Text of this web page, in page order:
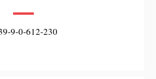
9-0-612-230